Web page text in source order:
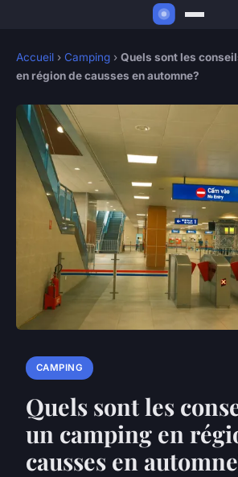
Accueil › Camping › Quels sont les
en région de causses en automne?
CAMPING
Quels sont les
un camping en
causses en